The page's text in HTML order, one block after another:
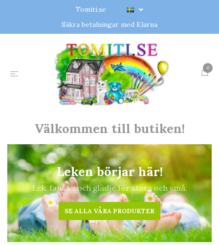
Tomiti.se
Säkra betalningar med Klarna
0
Välkommen till butiken!
Leken börjar här!
Lek, fantasi och glädje för stora och små.
SE ALLA VÅRA PRODUKTER